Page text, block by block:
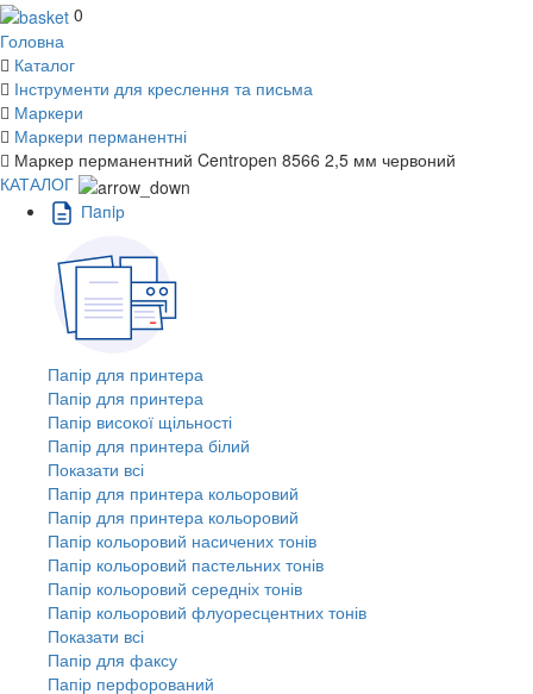
0
Головна
Каталог
Інструменти для креслення та письма
Маркери
Маркери перманентні
Маркер перманентний Centropen 8566 2,5 мм червоний
КАТАЛОГ
Пaпiр
Папір для принтера
Папір для принтера
Папір високої щільності
Папір для принтера білий
Показати всі
Папір для принтера кольоровий
Папір для принтера кольоровий
Папір кольоровий насичених тонів
Папір кольоровий пастельних тонів
Папір кольоровий середніх тонів
Папір кольоровий флуоресцентних тонів
Показати всі
Папір для факсу
Папір перфорований